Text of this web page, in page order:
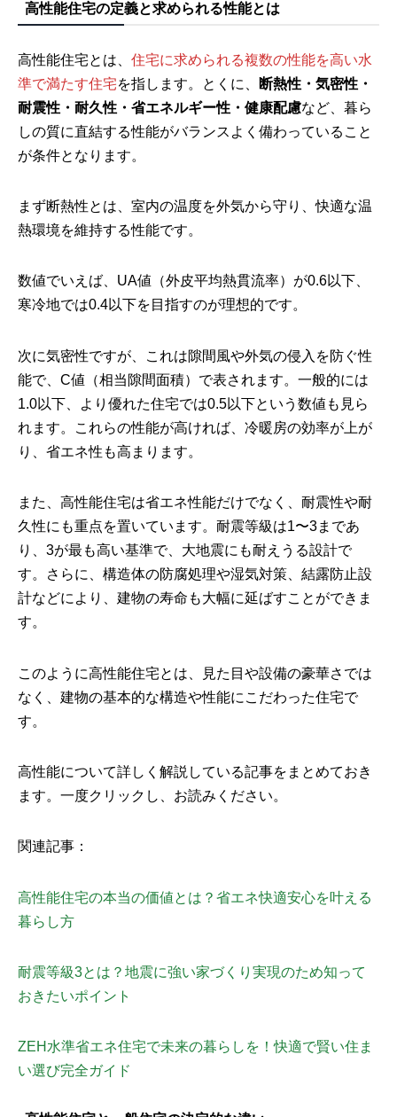
高性能住宅の定義と求められる性能とは
高性能住宅とは、 住宅に求められる複数の性能を高い水
準で満たす住宅を指します。とくに、
断熱性・気密性・
耐震性・耐久性・省エネルギー性・健康配慮など、暮ら
しの質に直結する性能がバランスよく備わっていること
が条件となります。
まず断熱性とは、室内の温度を外気から守り、快適な温
熱環境を維持する性能です。
数値でいえば、UA値（外皮平均熱貫流率）が0.6以下、
寒冷地では0.4以下を目指すのが理想的です。
次に気密性ですが、これは隙間風や外気の侵入を防ぐ性
能で、C値（相当隙間面積）で表されます。一般的には
1.0以下、より優れた住宅では0.5以下という数値も見ら
れます。これらの性能が高ければ、冷暖房の効率が上が
り、省エネ性も高まります。
また、高性能住宅は省エネ性能だけでなく、耐震性や耐
久性にも重点を置いています。耐震等級は1〜3まであ
り、3が最も高い基準で、大地震にも耐えうる設計で
す。さらに、構造体の防腐処理や湿気対策、結露防止設
計などにより、建物の寿命も大幅に延ばすことができま
す。
このように高性能住宅とは、見た目や設備の豪華さでは
なく、建物の基本的な構造や性能にこだわった住宅で
す。
高性能について詳しく解説している記事をまとめておき
ます。一度クリックし、お読みください。
関連記事：
高性能住宅の本当の価値とは？省エネ快適安心を叶える
暮らし方
耐震等級3とは？地震に強い家づくり実現のため知って
おきたいポイント
ZEH水準省エネ住宅で未来の暮らしを！快適で賢い住ま
い選び完全ガイド